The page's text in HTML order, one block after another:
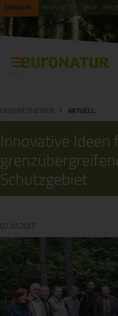
SPENDEN NEWSLETTER SHOP
UNSERE THEMEN AKTUELL
Innovative Ideen
Schutzgebiet
02.10.2013